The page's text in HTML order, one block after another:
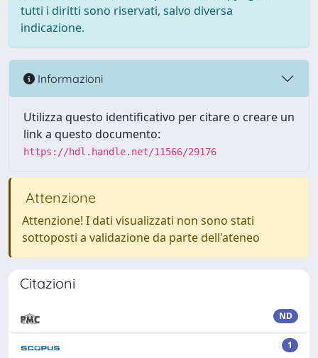
tutti i diritti sono riservati, salvo diversa
indicazione.
Informazioni
Utilizza questo identificativo per citare o creare un
link a questo documento:
https://hdl.handle.net/11566/29176
Attenzione
Attenzione! I dati visualizzati non sono stati
sottoposti a validazione da parte dell'ateneo
Citazioni
ND
1